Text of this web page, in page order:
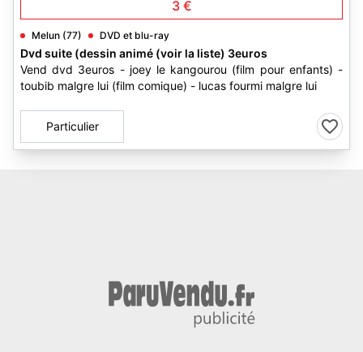
3 €
Melun (77) DVD et blu-ray
Dvd suite (dessin animé (voir la liste) 3euros
Vend dvd 3euros - joey le kangourou (film pour enfants) -
toubib malgre lui (film comique) - lucas fourmi malgre lui
Particulier